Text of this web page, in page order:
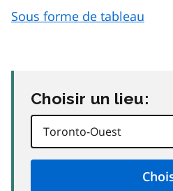
Sous forme de tableau
Choisir un lieu: